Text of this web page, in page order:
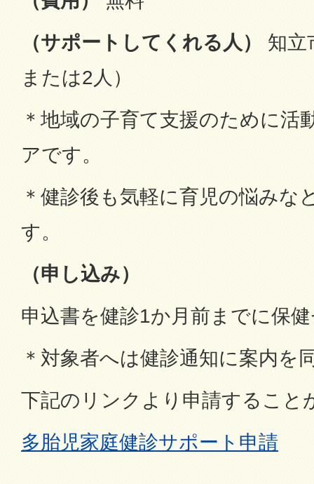
（サポートしてくれる人） 知立
または2人）
＊地域の子育て支援のために活
アです。
＊健診後も気軽に育児の悩みな
す。
（申し込み）
申込書を健診1か月前までに保
＊対象者へは健診通知に案内を
下記のリンクより申請すること
多胎児家庭健診サポート申請